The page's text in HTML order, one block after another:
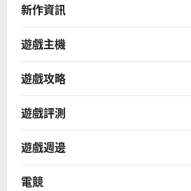
新作資訊
遊戲主機
遊戲攻略
遊戲評測
遊戲週邊
電競